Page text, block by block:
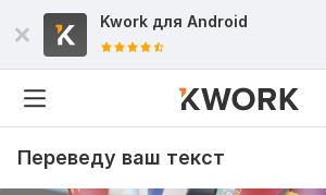
Kwork для Android
Переведу ваш текст